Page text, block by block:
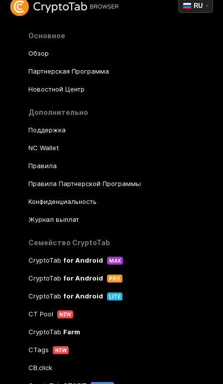
Основное
Обзор
Партнерская Программа
Новостной Центр
Дополнительно
Поддержка
NC Wallet
Правила
Правила Партнерской Программы
Конфиденциальность
Журнал выплат
Семейство CryptoTab
CryptoTab for Android MAX
CryptoTab for Android PRO
CryptoTab for Android LITE
CT Pool NEW
CryptoTab Farm
CTags NEW
CB.click
RU